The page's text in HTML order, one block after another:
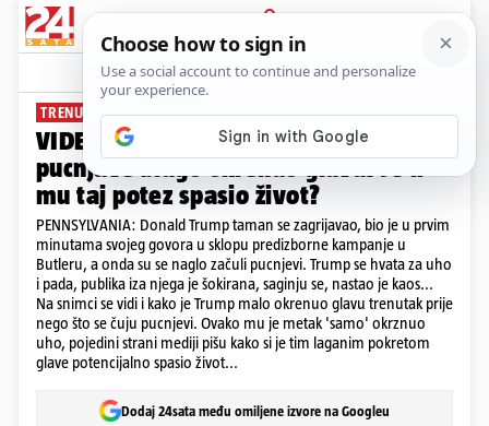
PRIJAVA
News Komentari
TRENUTAK NAPADA
VIDEO Trump je trenutak prije
pucnjave blago okrenuo glavu: Je li
mu taj potez spasio život?
PENNSYLVANIA: Donald Trump taman se zagrijavao, bio je u prvim
minutama svojeg govora u sklopu predizborne kampanje u
Butleru, a onda su se naglo začuli pucnjevi. Trump se hvata za uho
i pada, publika iza njega je šokirana, saginju se, nastao je kaos...
Na snimci se vidi i kako je Trump malo okrenuo glavu trenutak prije
nego što se čuju pucnjevi. Ovako mu je metak 'samo' okrznuo
uho, pojedini strani mediji pišu kako si je tim laganim pokretom
glave potencijalno spasio život...
Dodaj 24sata među omiljene izvore na Googleu